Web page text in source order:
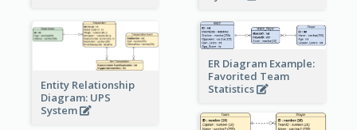
Entity Relationship
Diagram: UPS
System
ER Diagram Example:
Favorited Team
Statistics